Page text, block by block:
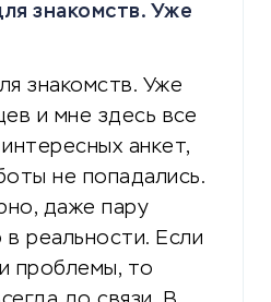
знакомств. Уже
знакомств. Уже
и мне здесь все
анкет,
не попадались.
даже пару
реальности. Если
проблемы, то